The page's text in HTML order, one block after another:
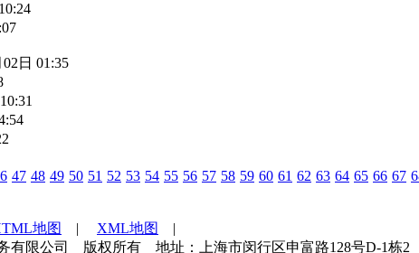
02日 01:35
47 48 49 50 51 52 53 54 55 56 57 58 59 60 61 62 63 64 65 66 67
地图 | XML地图
|
限公司 版权所有 地址：上海市闵行区申富路128号D-1栋2